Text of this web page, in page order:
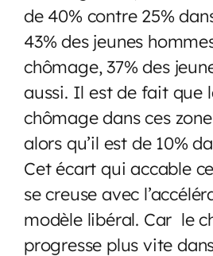
de 40% contre 25%
43% des jeunes
chômage, 37% des
aussi. Il est de fait que
chômage dans ces
alors qu’il est de 10%
Cet écart qui accable
se creuse avec
modèle libéral. Car le
progresse plus vite